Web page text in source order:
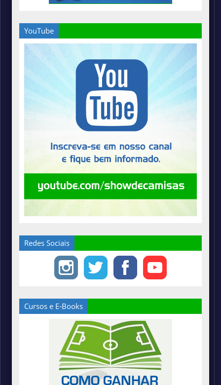
YouTube
Redes Sociais
Cursos e E-Books